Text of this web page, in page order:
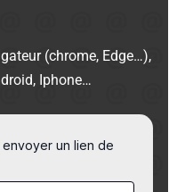
(chrome, Edge…),
Iphone…
un lien de